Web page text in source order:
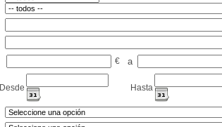
€ a
Desde Hasta